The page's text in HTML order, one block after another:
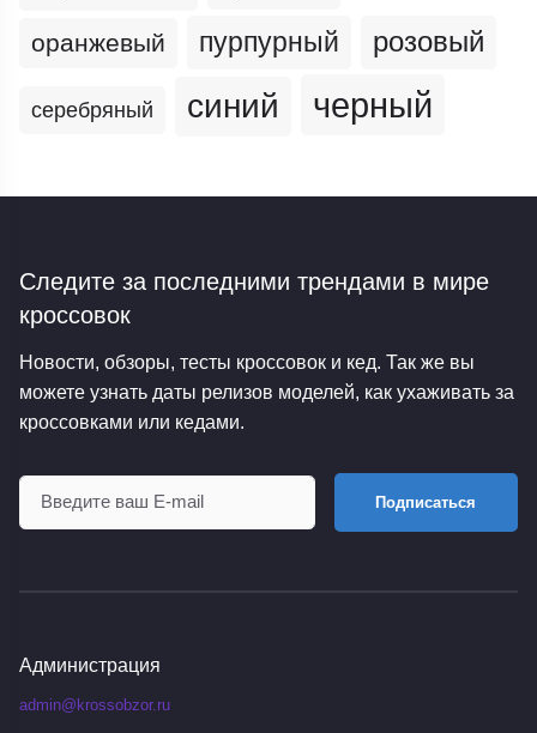
оранжевый пурпурный розовый
серебряный синий черный
Следите за последними трендами в мире
кроссовок
Новости, обзоры, тесты кроссовок и кед. Так же вы
можете узнать даты релизов моделей, как ухаживать за
кроссовками или кедами.
Подписаться
Администрация
admin@krossobzor.ru